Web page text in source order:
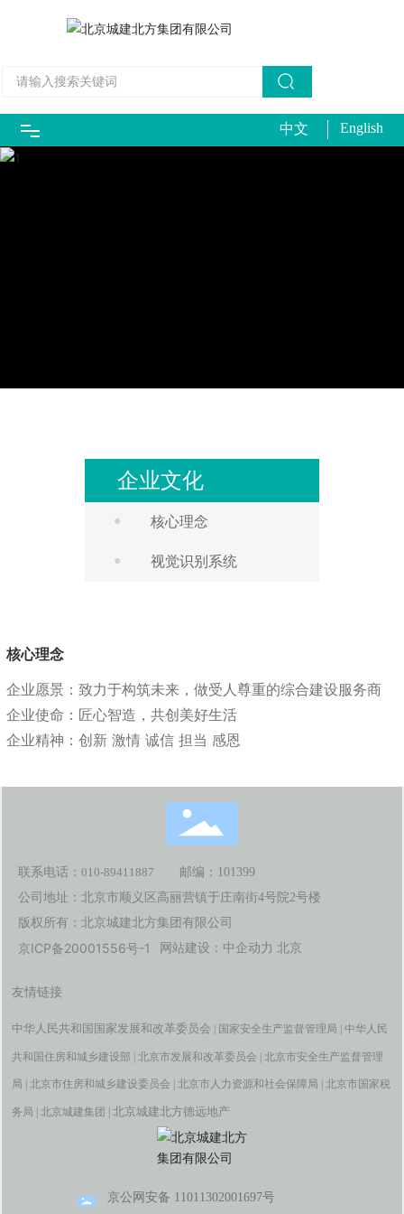
代表工程
中文 English
企业文化
● 核心理念
● 视觉识别系统
核心理念
企业愿景：致力于构筑未来，做受人尊重的综合建设服务商
企业使命：匠心智造，共创美好生活
企业精神：创新 激情 诚信 担当 感恩
联系电话：010-89411887
邮编：101399
公司地址：北京市顺义区高丽营镇于庄南街4号院2号楼
版权所有：北京城建北方集团有限公司
京ICP备20001556号-1 网站建设： 中企动力 北京
友情链接
中华人民共和国国家发展和改革委员会 | 国家安全生产监督管理局 |中华人民
共和国住房和城乡建设部 |北京市发展和改革委员会 |北京市安全生产监督管理
局 |北京市住房和城乡建设委员会 |北京市人力资源和社会保障局 |北京市国家税
务局 |北京城建集团 |北京城建北方德远地产
京公网安备 11011302001697号